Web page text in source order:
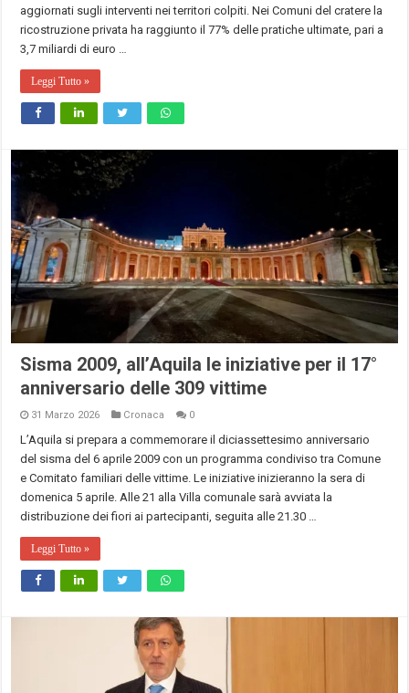
aggiornati sugli interventi nei territori colpiti. Nei Comuni del cratere la
ricostruzione privata ha raggiunto il 77% delle pratiche ultimate, pari a
3,7 miliardi di euro …
Leggi Tutto »
Sisma 2009, all’Aquila le iniziative per il 17°
anniversario delle 309 vittime
31 Marzo 2026 Cronaca 0
L’Aquila si prepara a commemorare il diciassettesimo anniversario
del sisma del 6 aprile 2009 con un programma condiviso tra Comune
e Comitato familiari delle vittime. Le iniziative inizieranno la sera di
domenica 5 aprile. Alle 21 alla Villa comunale sarà avviata la
distribuzione dei fiori ai partecipanti, seguita alle 21.30 …
Leggi Tutto »